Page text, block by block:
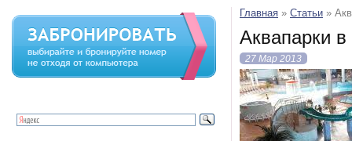
Главная » Статьи »
Аквапарки в
27 Мар 2013